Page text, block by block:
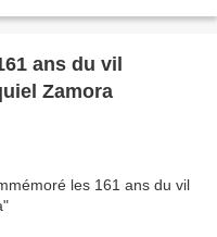
ans du vil
Zamora